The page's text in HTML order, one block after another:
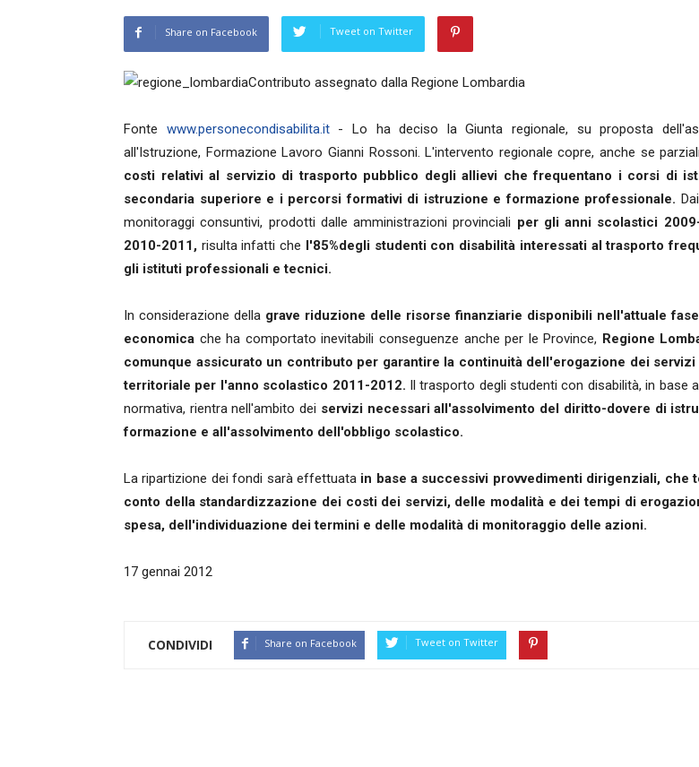
Share on Facebook Tweet on Twitter
Contributo assegnato dalla Regione Lombardia
Fonte www.personecondisabilita.it- Lo ha deciso la Giunta regionale, su proposta
all'Istruzione, Formazione Lavoro Gianni Rossoni. L'intervento regionale copre, anche se
costi relativi al servizio di trasporto pubblico degli allievi che frequentano i corsi di
secondaria superiore e i percorsi formativi di istruzione e formazione professionale.
monitoraggi consuntivi, prodotti dalle amministrazioni provinciali per gli anni scolastici
2010-2011, risulta infatti che
l'85%degli studenti con disabilità interessati al trasporto
gli istituti professionali e tecnici.
In considerazione della grave riduzione delle risorse finanziarie disponibili nell'attuale
economica che ha comportato inevitabili conseguenze anche per le Province, Regione
comunque assicurato un contributo per garantire la continuità dell'erogazione dei servizi
territoriale per l'anno scolastico 2011-2012.
Il trasporto degli studenti con disabilità, in base
normativa, rientra nell'ambito dei servizi necessari all'assolvimento del diritto-dovere di
formazione e all'assolvimento dell'obbligo scolastico.
La ripartizione dei fondi sarà effettuata in base a successivi provvedimenti dirigenziali, che
conto della standardizzazione dei costi dei servizi, delle modalità e dei tempi di
spesa, dell'individuazione dei termini e delle modalità di monitoraggio delle azioni.
17 gennai 2012
CONDIVIDI Share on Facebook Tweet on Twitter